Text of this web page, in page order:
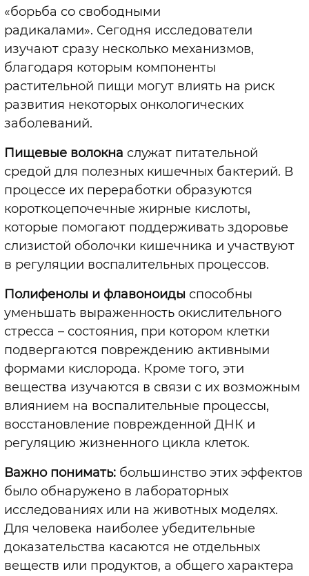
«борьба со свободными
радикалами». Сегодня исследователи
изучают сразу несколько механизмов,
благодаря которым компоненты
растительной пищи могут влиять на риск
развития некоторых онкологических
заболеваний.
Пищевые волокна служат питательной
средой для полезных кишечных бактерий. В
процессе их переработки образуются
короткоцепочечные жирные кислоты,
которые помогают поддерживать здоровье
слизистой оболочки кишечника и участвуют
в регуляции воспалительных процессов.
Полифенолы и флавоноиды способны
уменьшать выраженность окислительного
стресса – состояния, при котором клетки
подвергаются повреждению активными
формами кислорода. Кроме того, эти
вещества изучаются в связи с их возможным
влиянием на воспалительные процессы,
восстановление поврежденной ДНК и
регуляцию жизненного цикла клеток.
Важно понимать: большинство этих эффектов
было обнаружено в лабораторных
исследованиях или на животных моделях.
Для человека наиболее убедительные
доказательства касаются не отдельных
веществ или продуктов, а общего характера